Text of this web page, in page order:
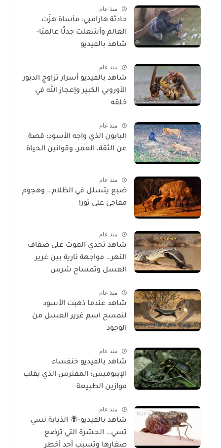
منذ عام
حادثة هارامبي: مأساة هزّت
العالم وأشعلت جدلًا عالميًا-
شاهد بالفيديو
منذ عام
شاهد بالفيديو أسرار تزاوج الدبور
الأوروبي الكبير وإعجاز الله في
خلقه
منذ عام
البابون الذي واجه الأسود: قصة
عن الثقة، العمر، وقوانين الحياة
منذ عام
ضبع يتسلل في الظلام… وهجوم
مفاجئ على ثور!
منذ عام
شاهد تحدي الموت على ضفاف
النهر… مواجهة نارية بين غرير
العسل وتمساح شرس
منذ عام
شاهد عندما ذهبت الأسود
لتمسح اسم غرير العسل من
الوجود
منذ عام
شاهد بالفيديو خنفساء
الإيبوميس: المفترس الذي يقلب
موازين الطبيعة
منذ عام
شاهد بالفيديو-🪰 الذبابة تسي
تسي… الحشرة التي ترضع
صغارها وتسبب أحد أخطر